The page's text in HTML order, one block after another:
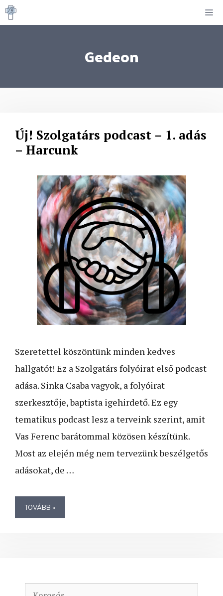
Kilépés
a
Gedeon
Új! Szolgatárs podcast – 1. adás
– Harcunk
Szeretettel köszöntünk minden kedves
hallgatót! Ez a Szolgatárs folyóirat első podcast
adása. Sinka Csaba vagyok, a folyóirat
szerkesztője, baptista igehirdető. Ez egy
tematikus podcast lesz a terveink szerint, amit
Vas Ferenc barátommal közösen készítünk.
Most az elején még nem tervezünk beszélgetős
adásokat, de …
TOVÁBB »
Keresés: